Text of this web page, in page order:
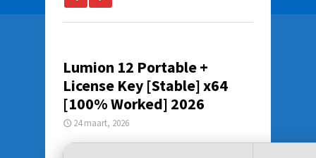
Lumion 12 Portable +
License Key [Stable] x64
[100% Worked] 2026
24 maart, 2026